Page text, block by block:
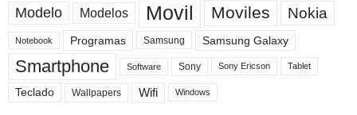
Modelo Modelos Movil Moviles Nokia
Notebook Programas Samsung Samsung Galaxy
Smartphone Software Sony Sony Ericson Tablet
Teclado Wallpapers Wifi Windows